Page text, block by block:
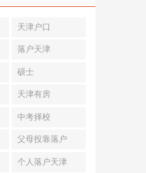
天津户口
落户天津
硕士
天津有房
中考择校
父母投靠落户
个人落户天津